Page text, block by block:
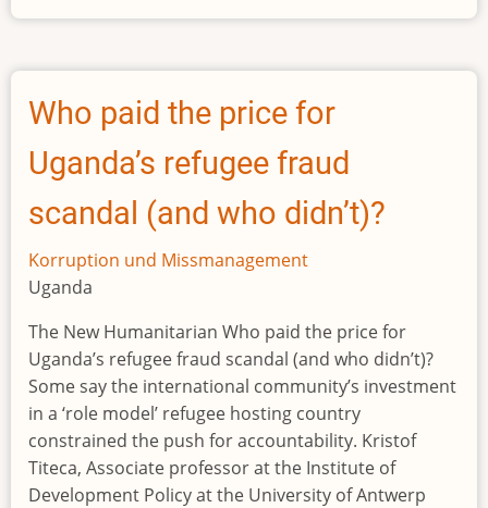
Auf
Weg
zum
Gangsterstaat
Who paid the price for
Uganda’s refugee fraud
scandal (and who didn’t)?
Korruption und Missmanagement
Uganda
The New Humanitarian Who paid the price for
Uganda’s refugee fraud scandal (and who didn’t)?
Some say the international community’s investment
in a ‘role model’ refugee hosting country
constrained the push for accountability. Kristof
Titeca, Associate professor at the Institute of
Development Policy at the University of Antwerp